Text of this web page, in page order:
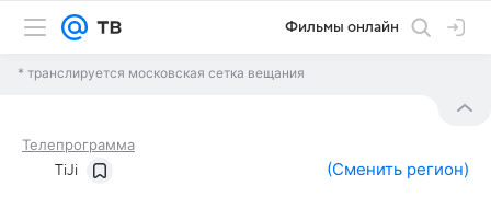
Фильмы онлайн
* транслируется московская сетка вещания
Телепрограмма
TiJi (Сменить регион)